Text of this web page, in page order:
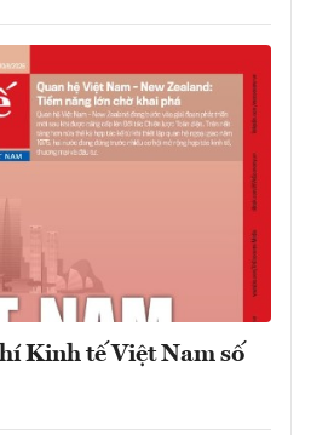
Kinh tế Việt Nam số